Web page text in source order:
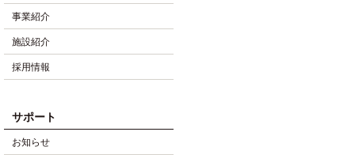
事業紹介
施設紹介
採用情報
サポート
お知らせ